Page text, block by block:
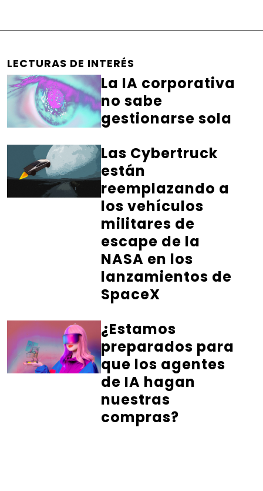
LECTURAS DE INTERÉS
La IA corporativa
no sabe
gestionarse sola
Las Cybertruck
están
reemplazando a
los vehículos
militares de
escape de la
NASA en los
lanzamientos de
SpaceX
¿Estamos
preparados para
que los agentes
de IA hagan
nuestras
compras?